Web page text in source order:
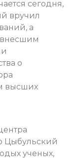
сегодня,
вручил
а
внесшим
о
высших
Цыбульский
ученых,